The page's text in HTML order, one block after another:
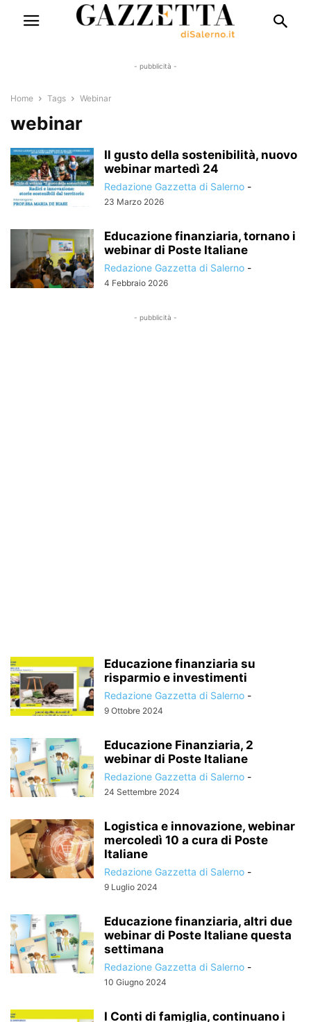
- pubblicità -
Home Tags Webinar
webinar
Il gusto della sostenibilità, nuovo
webinar martedì 24
Redazione Gazzetta di Salerno -
23 Marzo 2026
Educazione finanziaria, tornano i
webinar di Poste Italiane
Redazione Gazzetta di Salerno -
4 Febbraio 2026
- pubblicità -
Educazione finanziaria su
risparmio e investimenti
Redazione Gazzetta di Salerno -
9 Ottobre 2024
Educazione Finanziaria, 2
webinar di Poste Italiane
Redazione Gazzetta di Salerno -
24 Settembre 2024
Logistica e innovazione, webinar
mercoledì 10 a cura di Poste
Italiane
Redazione Gazzetta di Salerno -
9 Luglio 2024
Educazione finanziaria, altri due
webinar di Poste Italiane questa
settimana
Redazione Gazzetta di Salerno -
10 Giugno 2024
I Conti di famiglia, continuano i